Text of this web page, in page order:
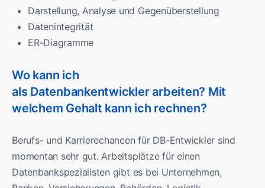
Darstellung, Analyse und Gegenüberstellung
Datenintegrität
ER-Diagramme
Wo kann ich
als Datenbankentwickler arbeiten? Mit
welchem Gehalt kann ich rechnen?
Berufs- und Karrierechancen für DB-Entwickler sind
momentan sehr gut. Arbeitsplätze für einen
Datenbankspezialisten gibt es bei Unternehmen,